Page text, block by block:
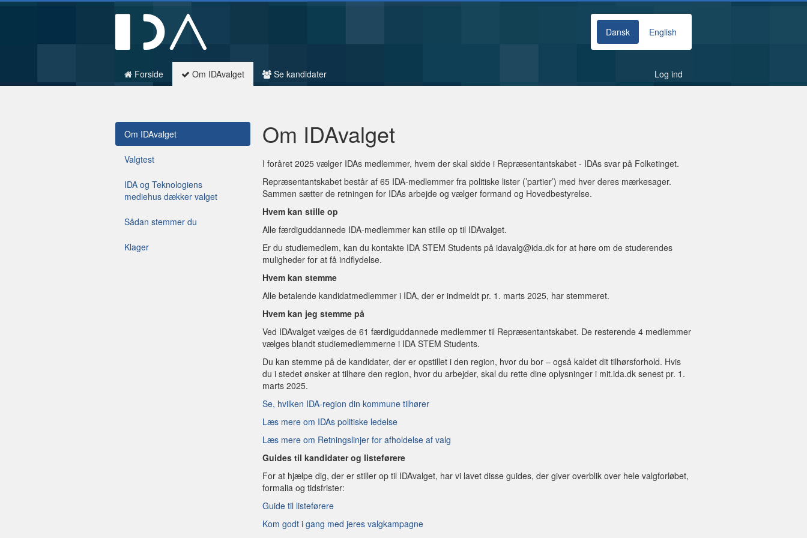
Dansk English
Forside Om IDAvalget Se kandidater Log ind
Om IDAvalget
Valgtest
IDA og Teknologiens
mediehus dækker valget
Sådan stemmer du
Klager
Om IDAvalget
I foråret 2025 vælger IDAs medlemmer, hvem der skal sidde i Repræsentantskabet - IDAs svar på Folketinget.
Repræsentantskabet består af 65 IDA-medlemmer fra politiske lister (’partier’) med hver deres mærkesager.
Sammen sætter de retningen for IDAs arbejde og vælger formand og Hovedbestyrelse.
Hvem kan stille op
Alle færdiguddannede IDA-medlemmer kan stille op til IDAvalget.
Er du studiemedlem, kan du kontakte IDA STEM Students på idavalg@ida.dk for at høre om de studerendes
muligheder for at få indflydelse.
Hvem kan stemme
Alle betalende kandidatmedlemmer i IDA, der er indmeldt pr. 1. marts 2025, har stemmeret.
Hvem kan jeg stemme på
Ved IDAvalget vælges de 61 færdiguddannede medlemmer til Repræsentantskabet. De resterende 4 medlemmer
vælges blandt studiemedlemmerne i IDA STEM Students.
Du kan stemme på de kandidater, der er opstillet i den region, hvor du bor – også kaldet dit tilhørsforhold. Hvis
du i stedet ønsker at tilhøre den region, hvor du arbejder, skal du rette dine oplysninger i mit.ida.dk senest pr. 1.
marts 2025.
Se, hvilken IDA-region din kommune tilhører
Læs mere om IDAs politiske ledelse
Læs mere om Retningslinjer for afholdelse af valg
Guides til kandidater og listeførere
For at hjælpe dig, der er stiller op til IDAvalget, har vi lavet disse guides, der giver overblik over hele valgforløbet,
formalia og tidsfrister:
Guide til listeførere
Kom godt i gang med jeres valgkampagne